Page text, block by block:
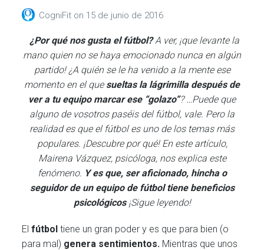
CogniFit on 15 de junio de 2016
¿Por qué nos gusta el fútbol?A ver, ¡que levante la
mano quien no se haya emocionado nunca en algún
partido! ¿A quién se le ha venido a la mente ese
momento en el quesueltas la lágrimilla después de
ver a tu equipo marcar ese “golazo”? …Puede que
alguno de vosotros paséis del fútbol, vale. Pero la
realidad es que el fútbol es uno de los temas más
populares. ¡Descubre por qué! En este artículo,
Mairena Vázquez, psicóloga, nos explica este
fenómeno. Y es que, ser aficionado, hincha o
seguidor de un equipo de fútbol tiene beneficios
psicológicos¡Sigue leyendo!
Elfútbol tiene un gran poder y es que para bien (o
para mal) genera sentimientos. Mientras que unos